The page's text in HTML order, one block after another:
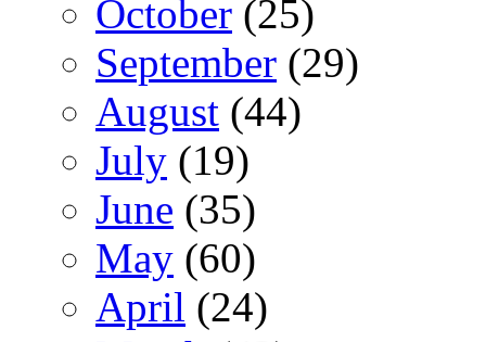
October (25)
September (29)
August (44)
July (19)
June (35)
May (60)
April (24)